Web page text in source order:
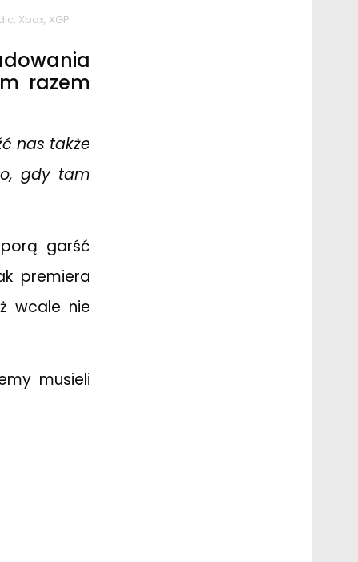
, Xbox, XGP
razem
nas także
gdy tam
garść
premiera
wcale nie
musieli